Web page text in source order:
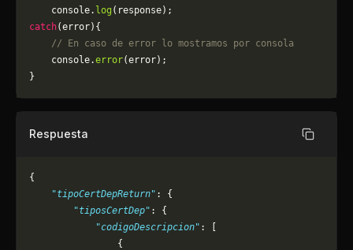
    console.
log (response);
catch(error){
    // En caso de error lo mostramos por consola
	console.
error(error);
}
Respuesta Copiar
{
    "tipoCertDepReturn"
: {
        "tiposCertDep"
: {
            "codigoDescripcion"
: [
                {